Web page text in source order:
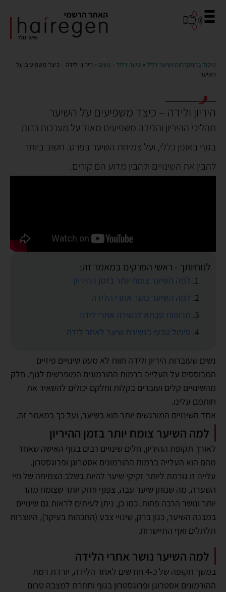
טיפול בהתקרחות ושיער דליל» שיער דליל – נשים » היריון ולידה – כיצד משפיעים על
השיער
היריון ולידה – כיצד משפיעים על השיער
תהליכי ההיריון והלידה משפיעים מאוד על מערכות רבות
בגוף באופן כללי, ועל צמיחת השיער בפרט. חשוב ביותר
להבין את השינויים ולהבין מדוע הם קורים.
לנוחיותך - ראשי הפרקים במאמר זה:
למה השיער צומח יותר בזמן ההיריון
למה השיער נושר אחרי הלידה
תרופות סבתא לנשירה אחרי לידה
טיפול טבעי בנשירת שיער לאחר לידה
נשים שעוברות היריון ולידה חוות לא מעט שינויים פיזיים
המבוססים על העלייה ברמות ההורמונים המופרשים לגוף. חלק
מהשינויים קלים ועוברים בקלות וחלקם יכולים להשאיר את
חותמם עלינו.
אחד השינויים המורגשים יותר הוא בשיער, ועל כך במאמר זה.
למה השיער צומח יותר בזמן ההיריון
לאורך תקופת ההיריון, חלים שינויים רבים בגוף האישה שאחד
מהם הוא העלייה ברמות ההורמונים אסטרוגן ופרוגסטרון.
עלייה זו גורמת ליותר זקיקי שיער להיות בשלב הצמיחה של חיי
השערה, מה שנותן שיער עבה, צפוף וחזק יותר שצומח מהר
יותר ונושר הרבה פחות. כמו כן, ניתן לעיתים לראות גם שינויים
במבנה השיער, כגון ברק, שינויי צבע (התכהות בעיקר), היווצרות
תלתלים ואף התיישרות.
למה השיער נושר אחרי הלידה
במשך תקופה של כ-4 חודשים לאחר הלידה, יורדת רמת
ההורמונים אסטרוגן ופרוגסטרון בגוף וחוזרת למצבה טרום